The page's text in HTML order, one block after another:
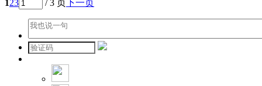
123 / 3 页下一页